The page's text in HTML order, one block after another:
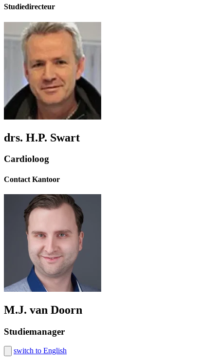
Studiedirecteur
drs. H.P. Swart
Cardioloog
Contact Kantoor
M.J. van Doorn
Studiemanager
switch to English